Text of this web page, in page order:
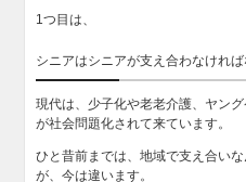
1つ目は、
シニアはシニアが支え合わなければ
現代は、少子化や老老介護、ヤン
が社会問題化されて来ています。
ひと昔前までは、地域で支え合い
が、今は違います。